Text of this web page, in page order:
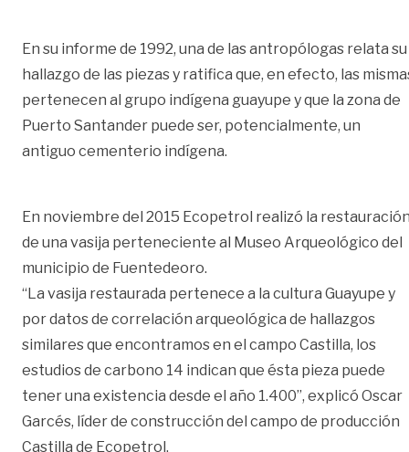
En su informe de 1992, una de las antropólogas relata su
hallazgo de las piezas y ratifica que, en efecto, las
pertenecen al grupo indígena guayupe y que la zona de
Puerto Santander puede ser, potencialmente, un
antiguo cementerio indígena.
En noviembre del 2015 Ecopetrol realizó la
de una vasija perteneciente al Museo Arqueológico del
municipio de Fuentedeoro.
“La vasija restaurada pertenece a la cultura Guayupe y
por datos de correlación arqueológica de hallazgos
similares que encontramos en el campo Castilla, los
estudios de carbono 14 indican que ésta pieza puede
tener una existencia desde el año 1.400”, explicó Oscar
Garcés, líder de construcción del campo de producción
Castilla de Ecopetrol.